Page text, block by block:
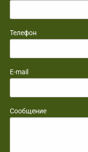
Телефон
E-mail
Сообщение